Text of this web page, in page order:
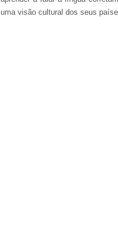
uma visão cultural dos seus